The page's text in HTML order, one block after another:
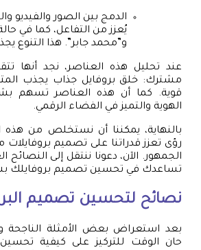
الدمج بين الصور والفيديو
يُعزز من التفاعل، كما في
و”محمد جابر”. هذا التنوع
عند تحليل هذه العناصر، نجد أنها
مشترك: خلق بروفايل جذاب يجذب
قوية. كما أن هذه العناصر تسهم
الهوية والتميز في الفضاء الرقمي.
بالنهاية، يمكننا أن نستخلص من هذه
رؤى تعزز قدراتنا على تصميم
الجمهور. الآن، دعونا ننتقل إلى النصائح
تساعدك في تحسين تصميم بروفايلك
نصائح لتحسين تصميم
بعد استعراض بعض الأمثلة الناجحة
حان الوقت للتركيز على كيفية